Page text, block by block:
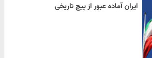
ایران آماده عبور از پیچ تاریخی